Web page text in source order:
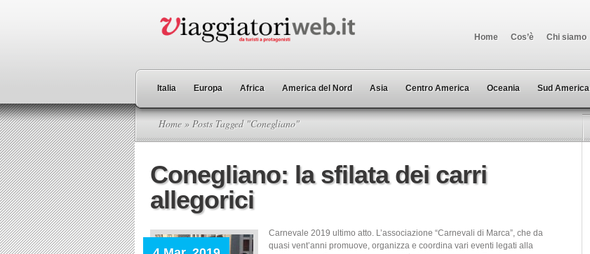
Home Cos’è Chi siamo
Italia Europa Africa America del Nord Asia Centro America Oceania Sud America
Home » Posts Tagged "Conegliano"
Conegliano: la sfilata dei carri
allegorici
Carnevale 2019 ultimo atto. L’associazione “Carnevali di Marca”, che da
quasi vent’anni promuove, organizza e coordina vari eventi legati alla